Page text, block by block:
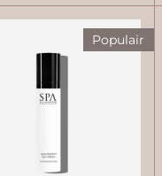
Populair